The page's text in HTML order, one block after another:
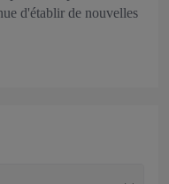
d'établir de nouvelles